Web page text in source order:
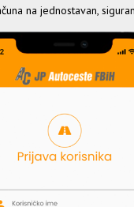
na jednostavan,